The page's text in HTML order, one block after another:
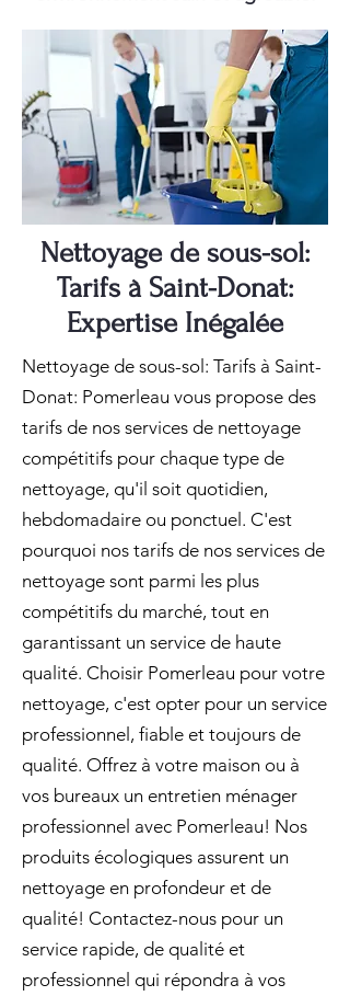
Nettoyage de sous-sol:
Tarifs à Saint-Donat:
Expertise Inégalée
Nettoyage de sous-sol: Tarifs à Saint-
Donat: Pomerleau vous propose des
tarifs de nos services de nettoyage
compétitifs pour chaque type de
nettoyage, qu'il soit quotidien,
hebdomadaire ou ponctuel. C'est
pourquoi nos tarifs de nos services de
nettoyage sont parmi les plus
compétitifs du marché, tout en
garantissant un service de haute
qualité. Choisir Pomerleau pour votre
nettoyage, c'est opter pour un service
professionnel, fiable et toujours de
qualité. Offrez à votre maison ou à
vos bureaux un entretien ménager
professionnel avec Pomerleau! Nos
produits écologiques assurent un
nettoyage en profondeur et de
qualité! Contactez-nous pour un
service rapide, de qualité et
professionnel qui répondra à vos